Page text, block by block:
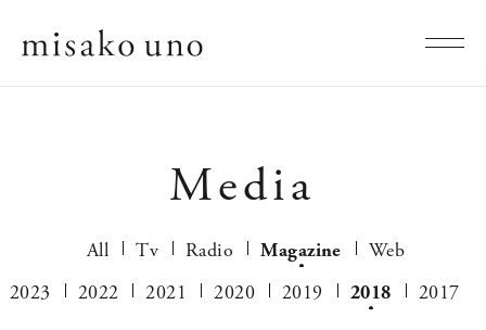
Media
All Tv Radio Magazine
Web
2023
2022 2021 2020 2019 2018 2017